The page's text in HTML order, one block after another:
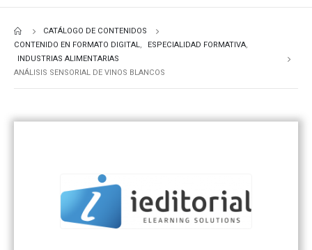
CATÁLOGO DE CONTENIDOS
CONTENIDO EN FORMATO DIGITAL, ESPECIALIDAD FORMATIVA,
INDUSTRIAS ALIMENTARIAS
ANÁLISIS SENSORIAL DE VINOS BLANCOS